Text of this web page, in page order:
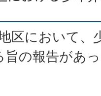
区において、
旨の報告があ